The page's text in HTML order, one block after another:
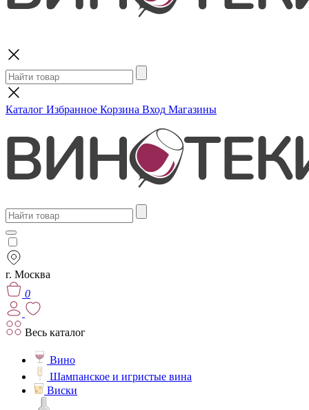
Каталог Избранное Корзина Вход Магазины
г. Москва
0
Весь каталог
Вино
Шампанское и игристые вина
Виски